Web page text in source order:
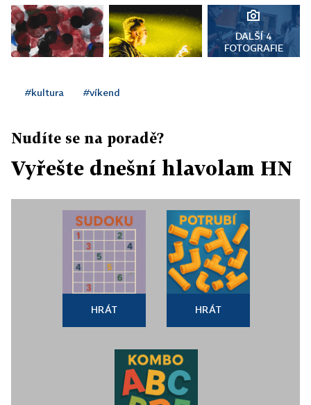
DALŠÍ 4
FOTOGRAFIE
#kultura #víkend
Nudíte se na poradě?
Vyřešte dnešní hlavolam HN
HRÁT HRÁT